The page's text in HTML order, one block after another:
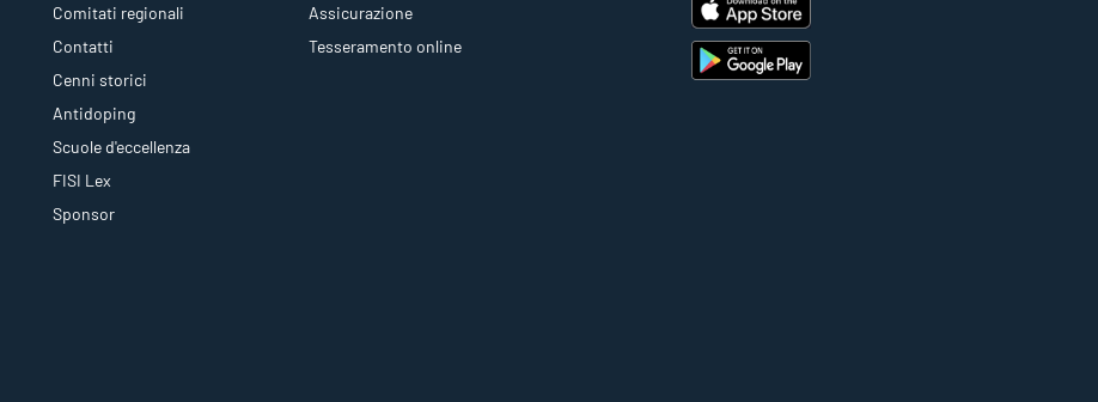
Comitati regionali
Contatti
Cenni storici
Antidoping
Scuole d'eccellenza
FISI Lex
Sponsor
Assicurazione
Tesseramento online